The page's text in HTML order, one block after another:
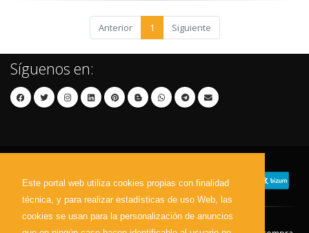
Este portal web utiliza cookies propias con finalidad
técnica, y para realizar estadísticas de uso Web, las
cookies se usan para la personalización de anuncios
Anterior 1 Siguiente
Síguenos en: